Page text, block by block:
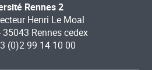
Rennes 2
Henri Le Moal
35043 Rennes cedex
(0)2 99 14 10 00